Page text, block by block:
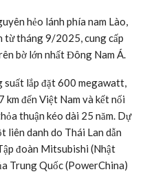
hẻo lánh phía nam Lào,
từ tháng 9/2025, cung cấp
bờ lớn nhất Đông Nam Á.
lắp đặt 600 megawatt,
đến Việt Nam và kết nối
thuận kéo dài 25 năm. Dự
liên danh do Thái Lan dẫn
đoàn Mitsubishi (Nhật
Trung Quốc (PowerChina)